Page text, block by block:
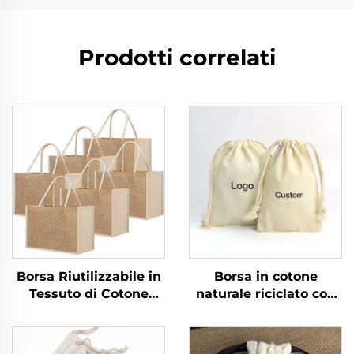
Prodotti correlati
Borsa Riutilizzabile in
Tessuto di Cotone
con Disegno
Personalizzato,
Borsa in cotone
naturale riciclato con
personalizzata, colore
con logo